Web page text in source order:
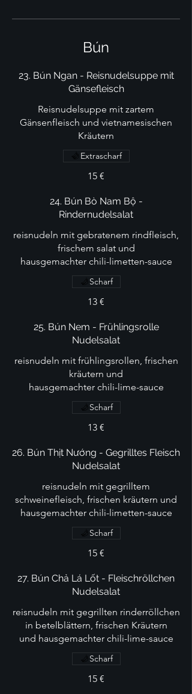
Bún
23. Bún Ngan - Reisnudelsuppe mit
Gänsefleisch
Reisnudelsuppe mit zartem
Gänsenfleisch und vietnamesischen
Kräutern
15 €
Extrascharf
24. Bún Bò Nam Bộ -
Rindernudelsalat
reisnudeln mit gebratenem rindfleisch,
frischem salat und
hausgemachter chili-limetten-sauce
13 €
Scharf
25. Bún Nem - Frühlingsrolle
Nudelsalat
reisnudeln mit frühlingsrollen, frischen
kräutern und
hausgemachter chili-lime-sauce
13 €
Scharf
26. Bún Thịt Nướng - Gegrilltes Fleisch
Nudelsalat
reisnudeln mit gegrilltem
schweinefleisch, frischen kräutern und
hausgemachter chili-limetten-sauce
15 €
Scharf
27. Bún Chả Lá Lốt - Fleischröllchen
Nudelsalat
reisnudeln mit gegrillten rinderröllchen
in betelblättern, frischen Kräutern
und hausgemachter chili-lime-sauce
15 €
Scharf